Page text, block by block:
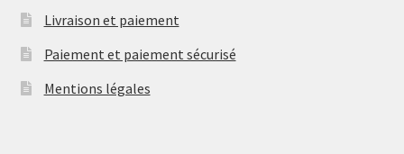
Livraison et paiement
Paiement et paiement sécurisé
Mentions légales